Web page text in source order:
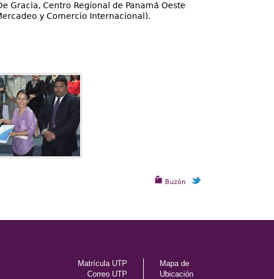
Gracia, Centro Regional de Panamá Oeste
y Comercio Internacional).
Buzón
Matrícula UTP
Correo UTP
Mapa de
Ubicación